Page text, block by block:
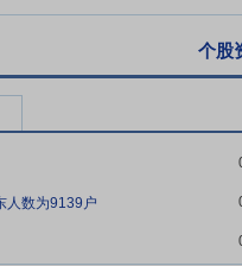
势
公司拥有完善的长输管线
吐哈油田等多家大型油气田
中石化、庆华能源是公司的主
的成立并整合中石化、中石
气安全监管平台；储气调峰
个股
人数为9139户